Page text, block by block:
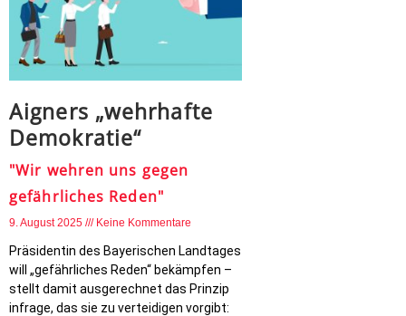
Aigners „wehrhafte
Demokratie“
"Wir wehren uns gegen
gefährliches Reden"
9. August 2025 Keine Kommentare
Präsidentin des Bayerischen Landtages
will „gefährliches Reden“ bekämpfen –
stellt damit ausgerechnet das Prinzip
infrage, das sie zu verteidigen vorgibt: